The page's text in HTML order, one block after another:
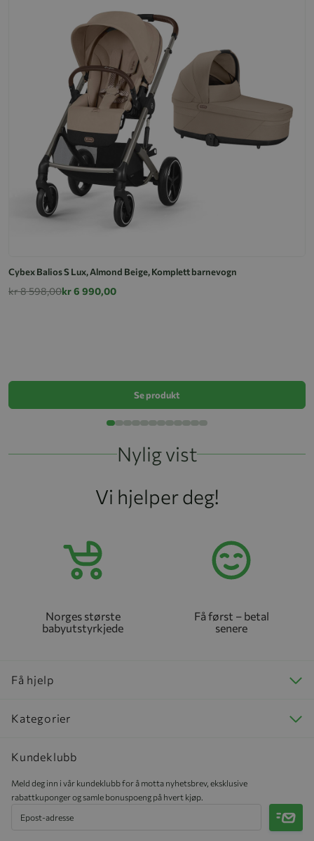
Cybex Balios S Lux, Almond Beige, Komplett barnevogn
kr 8 598,00kr 6 990,00
Se produkt
Nylig vist
Vi hjelper deg!
Norges største
babyutstyrkjede
Få først – betal
senere
Få hjelp
Kategorier
Kundeklubb
Meld deg inn i vår kundeklubb for å motta nyhetsbrev, eksklusive
rabattkuponger og samle bonuspoeng på hvert kjøp.
Meld